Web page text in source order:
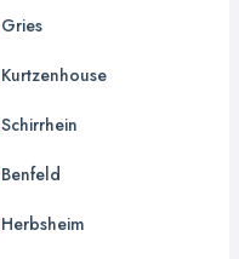
Gries
Kurtzenhouse
Schirrhein
Benfeld
Herbsheim